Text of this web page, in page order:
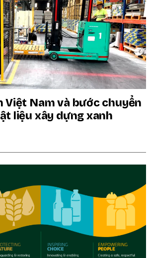
Việt Nam và bước chuyển
liệu xây dựng xanh